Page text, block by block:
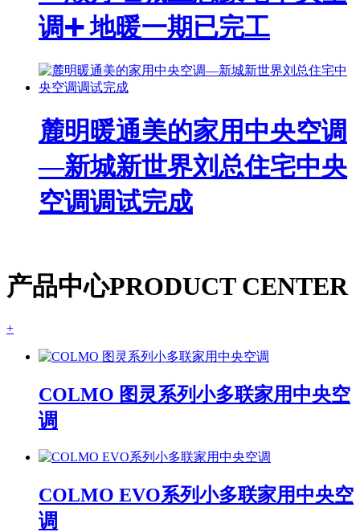
调➕ 地暖一期已完工
麓明暖通美的家用中央空调
—新城新世界刘总住宅中央
空调调试完成
产品中心PRODUCT CENTER
+
COLMO 图灵系列小多联家用中央空
调
COLMO EVO系列小多联家用中央空
调